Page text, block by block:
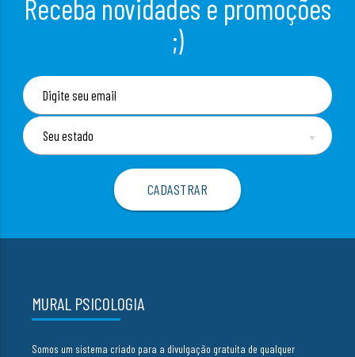
Receba novidades e promoções
;)
▼
MURAL PSICOLOGIA
Somos um sistema criado para a divulgação gratuita de qualquer